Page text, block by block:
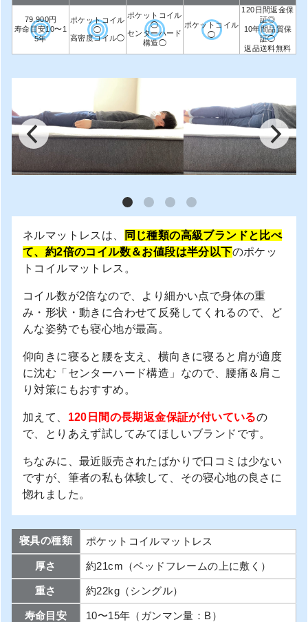
79,900円
寿命目安10〜1
5年
ポケットコイル
◯
高密度コイル◯
ポケットコイル
◯
センターハード
構造◯
ポケットコイル
◯
120日間返金保
証◎
10年間品質保
証◯
返品送料無料
ネルマットレスは、
同じ種類の高級ブランドと比べ
て、約2倍のコイル数＆お値段は半分以下のポケッ
トコイルマットレス。
コイル数が2倍なので、より細かい点で身体の重
み・形状・動きに合わせて反発してくれるので、ど
んな姿勢でも寝心地が最高。
仰向きに寝ると腰を支え、横向きに寝ると肩が適度
に沈む「センターハード構造」なので、腰痛＆肩こ
り対策にもおすすめ。
加えて、 120日間の長期返金保証が付いているの
で、とりあえず試してみてほしいブランドです。
ちなみに、最近販売されたばかりで口コミは少ない
ですが、筆者の私も体験して、その寝心地の良さに
惚れました。
寝具の種類 ポケットコイルマットレス
厚さ 約21cm（ベッドフレームの上に敷く）
重さ 約22kg（シングル）
寿命目安 10〜15年（ガンマン量：B）